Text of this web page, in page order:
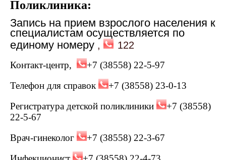
Поликлиника:
Запись на прием взрослого населения к
специалистам осуществляется по
единому номеру , 122
Контакт-центр,
+7 (38558) 22-5-97
Телефон для справок
+7 (38558) 23-0-13
Регистратура детской поликлиники
+7 (38558)
22-5-67
Врач-гинеколог
+7 (38558) 22-3-67